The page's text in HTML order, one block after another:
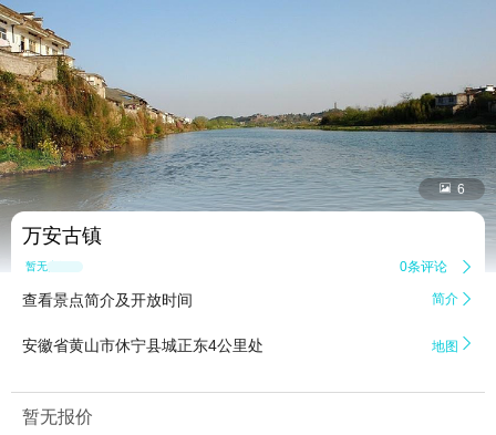
 6
万安古镇
暂无点评 0条评论 
查看景点简介及开放时间 简介 
安徽省黄山市休宁县城正东4公里处 地图 
暂无报价
